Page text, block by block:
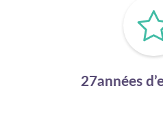
27années